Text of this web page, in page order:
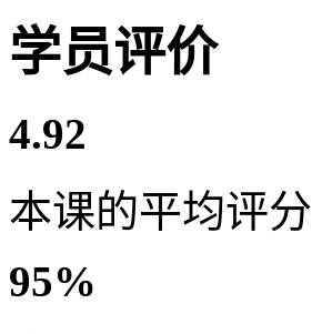
学员评价
4.92
本课的平均评分
95%